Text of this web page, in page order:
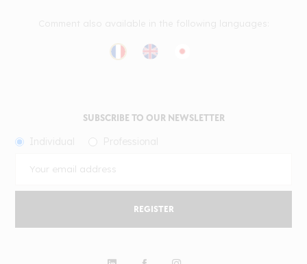
SUBSCRIBE TO OUR NEWSLETTER
REGISTER